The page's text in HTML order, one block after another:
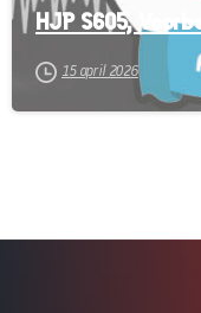
HJP S605,
15 april 2026